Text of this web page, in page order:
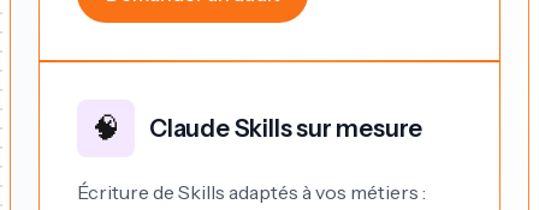
🧠 Claude Skills sur mesure
Écriture de Skills adaptés à vos métiers :